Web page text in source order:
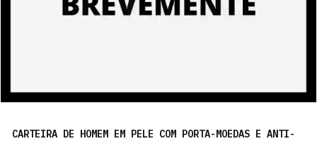
CARTEIRA DE HOMEM EM PELE COM PORTA-MOEDAS E ANTI-